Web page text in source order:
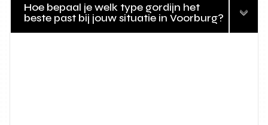
Hoe bepaal je welk type gordijn het
beste past bij jouw situatie in Voorburg?